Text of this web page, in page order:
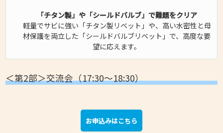
「チタン製」や「シールドバルブ」で難題をクリア
軽量でサビに強い「チタン製リベット」や、高い水密性と母
材保護を両立した「シールドバルブリベット」で、高度な要
望に応えます。
＜第2部＞交流会（17:30～18:30）
お申込みはこちら